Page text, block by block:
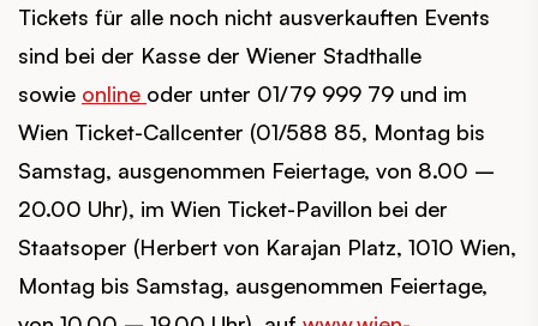
Tickets für alle noch nicht ausverkauften Events
sind bei der Kasse der Wiener Stadthalle
sowie online oder unter 01/79 999 79 und im
Wien Ticket-Callcenter (01/588 85, Montag bis
Samstag, ausgenommen Feiertage, von 8.00 –
20.00 Uhr), im Wien Ticket-Pavillon bei der
Staatsoper (Herbert von Karajan Platz, 1010 Wien,
Montag bis Samstag, ausgenommen Feiertage,